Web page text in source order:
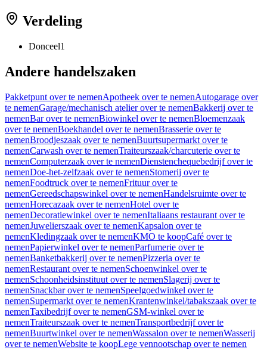
Verdeling
Donceel1
Andere handelszaken
Pakketpunt over te nemenApotheek over te nemenAutogarage over
te nemenGarage/mechanisch atelier over te nemenBakkerij over te
nemenBar over te nemenBiowinkel over te nemenBloemenzaak
over te nemenBoekhandel over te nemenBrasserie over te
nemenBroodjeszaak over te nemenBuurtsupermarkt over te
nemenCarwash over te nemenTraiteurszaak/charcuterie over te
nemenComputerzaak over te nemenDienstenchequebedrijf over te
nemenDoe-het-zelfzaak over te nemenStomerij over te
nemenFoodtruck over te nemenFrituur over te
nemenGereedschapswinkel over te nemenHandelsruimte over te
nemenHorecazaak over te nemenHotel over te
nemenDecoratiewinkel over te nemenItaliaans restaurant over te
nemenJuwelierszaak over te nemenKapsalon over te
nemenKledingzaak over te nemenKMO te koopCafé over te
nemenPapierwinkel over te nemenParfumerie over te
nemenBanketbakkerij over te nemenPizzeria over te
nemenRestaurant over te nemenSchoenwinkel over te
nemenSchoonheidsinstituut over te nemenSlagerij over te
nemenSnackbar over te nemenSpeelgoedwinkel over te
nemenSupermarkt over te nemenKrantenwinkel/tabakszaak over te
nemenTaxibedrijf over te nemenGSM-winkel over te
nemenTraiteurszaak over te nemenTransportbedrijf over te
nemenBuurtwinkel over te nemenWassalon over te nemenWasserij
over te nemenWebsite te koopLege vennootschap over te nemen